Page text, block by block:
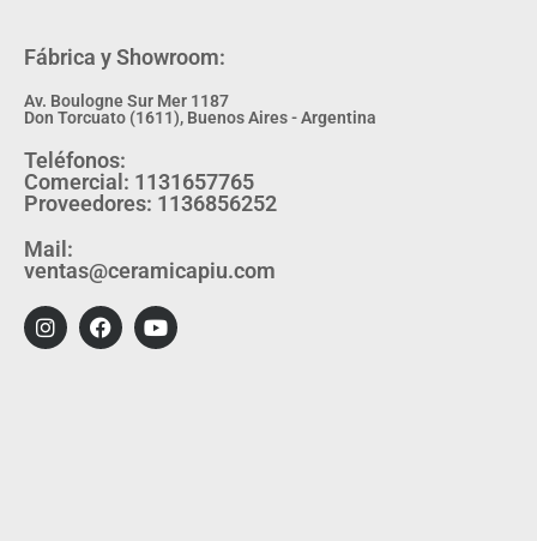
Fábrica y Showroom:
Av. Boulogne Sur Mer 1187
Don Torcuato (1611), Buenos Aires - Argentina
Teléfonos:
Comercial: 1131657765
Proveedores: 1136856252
Mail:
ventas@ceramicapiu.com